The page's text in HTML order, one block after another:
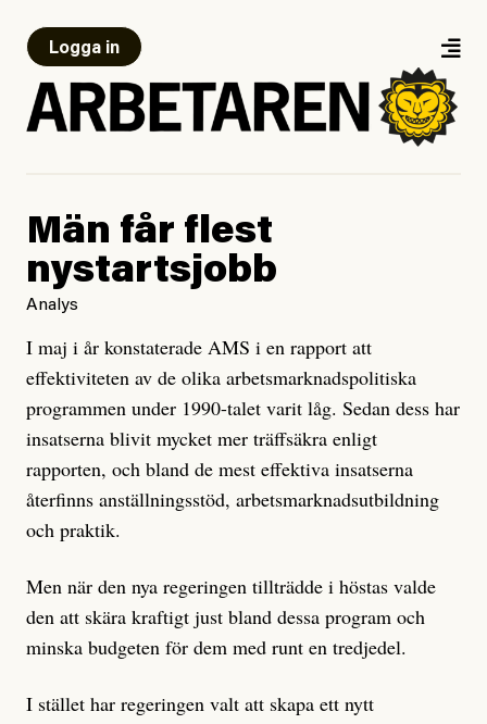
Logga in
Män får flest
nystartsjobb
Analys
I maj i år konstaterade AMS i en rapport att
effektiviteten av de olika arbetsmarknadspolitiska
programmen under 1990-talet varit låg. Sedan dess har
insatserna blivit mycket mer träffsäkra enligt
rapporten, och bland de mest effektiva insatserna
återfinns anställningsstöd, arbetsmarknadsutbildning
och praktik.
Men när den nya regeringen tillträdde i höstas valde
den att skära kraftigt just bland dessa program och
minska budgeten för dem med runt en tredjedel.
I stället har regeringen valt att skapa ett nytt